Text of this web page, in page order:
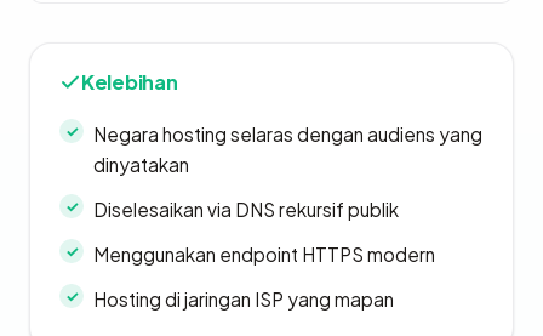
Kelebihan
Negara hosting selaras dengan audiens yang
dinyatakan
Diselesaikan via DNS rekursif publik
Menggunakan endpoint HTTPS modern
Hosting di jaringan ISP yang mapan